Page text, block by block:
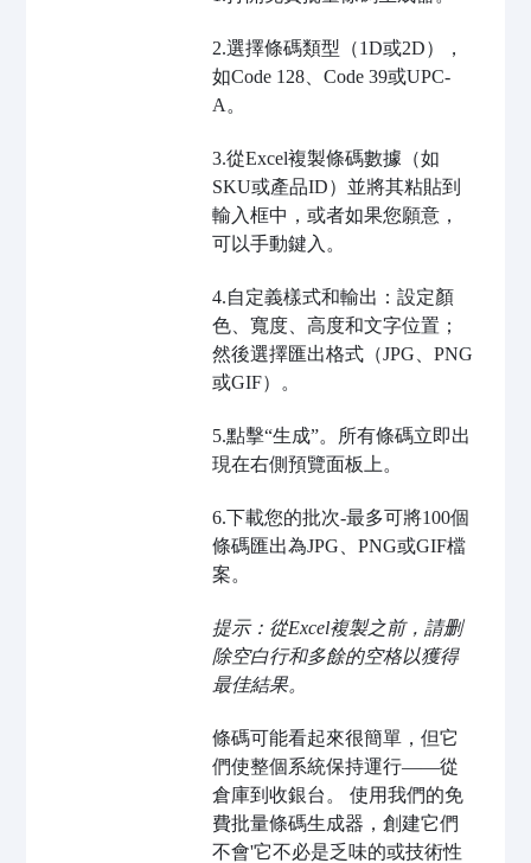
2.選擇條碼類型（1D或2D），
如Code 128、Code 39或UPC-
A。
3.從Excel複製條碼數據（如
SKU或產品ID）並將其粘貼到
輸入框中，或者如果您願意，
可以手動鍵入。
4.自定義樣式和輸出：設定顏
色、寬度、高度和文字位置；
然後選擇匯出格式（JPG、PNG
或GIF）。
5.點擊“生成”。所有條碼立即出
現在右側預覽面板上。
6.下載您的批次-最多可將100個
條碼匯出為JPG、PNG或GIF檔
案。
提示：從Excel複製之前，請删
除空白行和多餘的空格以獲得
最佳結果。
條碼可能看起來很簡單，但它
們使整個系統保持運行——從
倉庫到收銀台。 使用我們的免
費批量條碼生成器，創建它們
不會'它不必是乏味的或技術性